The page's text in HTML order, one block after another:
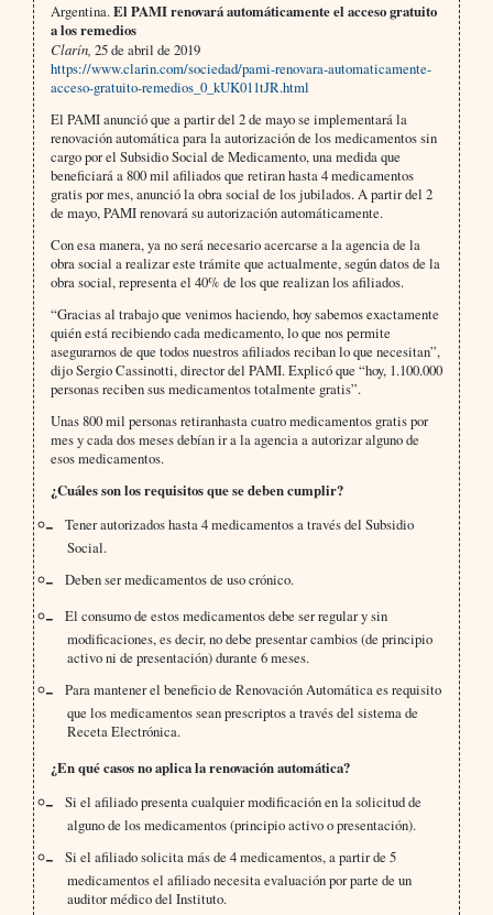
Argentina.El PAMI renovará automáticamente el acceso gratuito
a los remedios
Clarín, 25 de abril de 2019
https://www.clarin.com/sociedad/pami-renovara-automaticamente-
acceso-gratuito-remedios_0_kUK011tJR.html
El PAMI anunció que a partir del 2 de mayo se implementará la
renovación automática para la autorización de los medicamentos sin
cargo por el Subsidio Social de Medicamento, una medida que
beneficiará a 800 mil afiliados que retiran hasta 4 medicamentos
gratis por mes, anunció la obra social de los jubilados. A partir del 2
de mayo, PAMI renovará su autorización automáticamente.
Con esa manera, ya no será necesario acercarse a la agencia de la
obra social a realizar este trámite que actualmente, según datos de la
obra social, representa el 40% de los que realizan los afiliados.
“Gracias al trabajo que venimos haciendo, hoy sabemos exactamente
quién está recibiendo cada medicamento, lo que nos permite
asegurarnos de que todos nuestros afiliados reciban lo que necesitan”,
dijo Sergio Cassinotti, director del PAMI. Explicó que “hoy, 1.100.000
personas reciben sus medicamentos totalmente gratis”.
Unas 800 mil personas retiranhasta cuatro medicamentos gratis por
mes y cada dos meses debían ir a la agencia a autorizar alguno de
esos medicamentos.
¿Cuáles son los requisitos que se deben cumplir?
Tener autorizados hasta 4 medicamentos a través del Subsidio
Social.
Deben ser medicamentos de uso crónico.
El consumo de estos medicamentos debe ser regular y sin
modificaciones, es decir, no debe presentar cambios (de principio
activo ni de presentación) durante 6 meses.
Para mantener el beneficio de Renovación Automática es requisito
que los medicamentos sean prescriptos a través del sistema de
Receta Electrónica.
¿En qué casos no aplica la renovación automática?
Si el afiliado presenta cualquier modificación en la solicitud de
alguno de los medicamentos (principio activo o presentación).
Si el afiliado solicita más de 4 medicamentos, a partir de 5
medicamentos el afiliado necesita evaluación por parte de un
auditor médico del Instituto.